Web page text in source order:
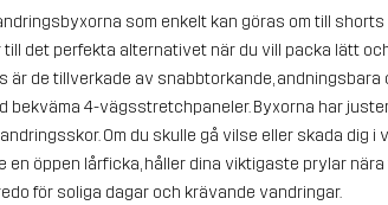
som enkelt kan göras om till
det perfekta alternativet när du vill packa lätt
är de tillverkade av snabbtorkande,
4-vägsstretchpaneler. Byxorna har
Om du skulle gå vilse eller skada dig
en öppen lårficka, håller dina viktigaste prylar
för soliga dagar och krävande vandringar.